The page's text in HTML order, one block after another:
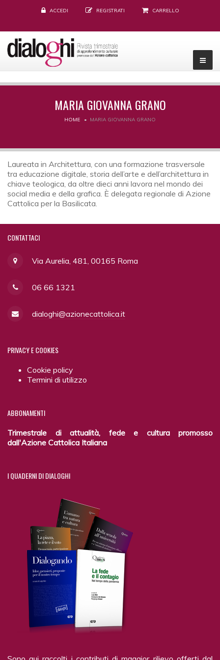
ACCEDI REGISTRATI CARRELLO
MARIA GIOVANNA GRANO
HOME MARIA GIOVANNA GRANO
Laureata in Architettura, con una formazione trasversale
tra educazione digitale, storia dell’arte e dell’architettura in
chiave teologica, da oltre dieci anni lavora nel mondo dei
social media e della grafica. È delegata regionale di Azione
Cattolica per la Basilicata.
CONTATTACI
Via Aurelia, 481, 00165 Roma
06 66 1321
dialoghi@azionecattolica.it
PRIVACYE COOKIES
Cookie policy
Termini di utilizzo
ABBONAMENTI
Trimestrale di attualità, fede e cultura promosso
dall'Azione Cattolica Italiana
IQUADERNI DI DIALOGHI